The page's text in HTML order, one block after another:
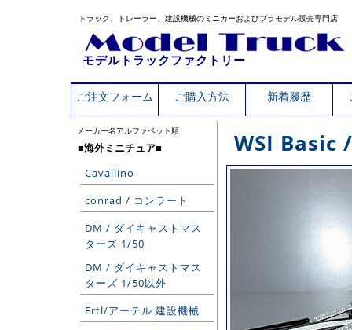
トラック、トレーラー、建設機械のミニカーおよびプラモデル販売専門店
モデルトラックファクトリー
ご注文フォーム ご購入方法 新着履歴
メーカー名アルファベット順
■海外ミニチュア■
Cavallino
conrad / コンラート
DM / ダイキャストマス
ターズ 1/50
DM / ダイキャストマス
ターズ 1/50以外
Ertl/アーテル 建設機械
WSI Basic